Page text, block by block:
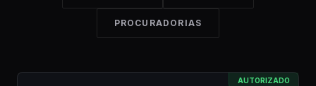
PROCURADORIAS
AUTORIZADO